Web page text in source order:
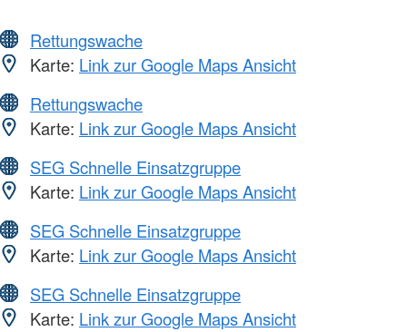
Rettungswache
Karte: Link zur Google Maps Ansicht
Rettungswache
Karte: Link zur Google Maps Ansicht
SEG Schnelle Einsatzgruppe
Karte: Link zur Google Maps Ansicht
SEG Schnelle Einsatzgruppe
Karte: Link zur Google Maps Ansicht
SEG Schnelle Einsatzgruppe
Karte: Link zur Google Maps Ansicht